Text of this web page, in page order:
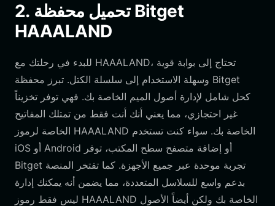
2. تحميل محفظة Bitget
HAAALAND
للبدء في رحلتك مع HAAALAND، تحتاج إلى بوابة قوية
وسهلة الاستخدام إلى سلسلة الكتل. تبرز محفظة Bitget
كحل شامل لإدارة أصول الميم الخاصة بك. فهي توفر تخزيناً
غير احتجازي، مما يعني أنك أنت فقط من تمتلك المفاتيح
الخاصة لرموز HAAALAND الخاصة بك. سواء كنت تستخدم
iOS أو Android أو إضافة متصفح سطح المكتب، توفر
Bitget تجربة موحدة عبر جميع الأجهزة. كما تفتخر المنصة
بدعم واسع للسلاسل المتعددة، مما يضمن أنه يمكنك إدارة
ليس فقط رموز HAAALAND الخاصة بك ولكن أيضاً الأصول